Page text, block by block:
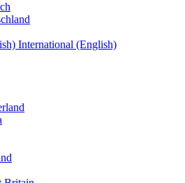
International (English)